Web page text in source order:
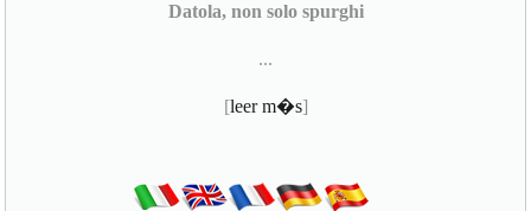
Datola, non solo spurghi
...
[leer m�s]